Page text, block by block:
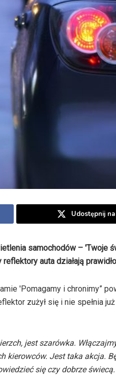
Udostępnij
samochodów – 'Twoje
auta działają
'Pomagamy i chronimy”
zużył się i nie spełnia
jest szarówka.
kierowców. Jest taka akcja.
się czy dobrze świecą.